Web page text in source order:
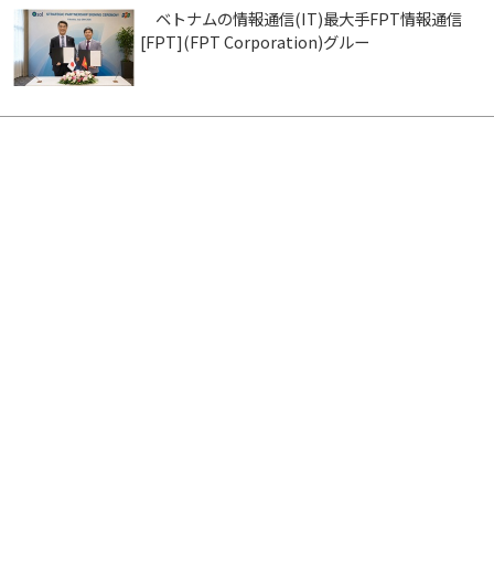
ベトナムの情報通信(IT)最大手FPT情報通信
[FPT](FPT Corporation)グルー